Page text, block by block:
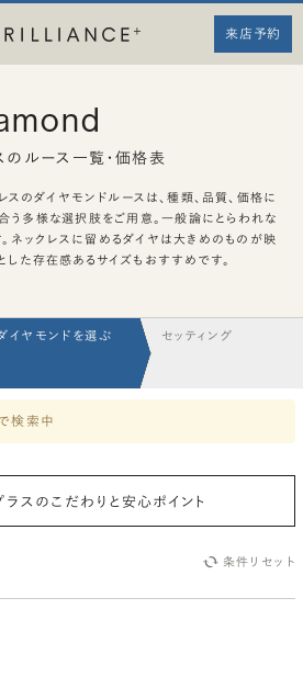
来店予約
のルース一覧・価格表
スのダイヤモンドルースは、種類、品質、価格に
う多様な選択肢をご用意。一般論にとらわれな
ネックレスに留めるダイヤは大きめのものが映
した存在感あるサイズもおすすめです。
イヤモンドを選ぶ セッティング
検索中
ラスのこだわりと安心ポイント
条件リセット